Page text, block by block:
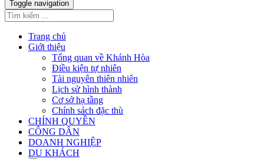
Toggle navigation
Trang chủ
Giới thiệu
Tổng quan về Khánh Hòa
Điều kiện tự nhiên
Tài nguyên thiên nhiên
Lịch sử hình thành
Cơ sở hạ tầng
Chính sách đặc thù
CHÍNH QUYỀN
CÔNG DÂN
DOANH NGHIỆP
DU KHÁCH